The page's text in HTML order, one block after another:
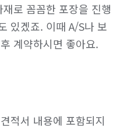
로 꼼꼼한 포장을 진행
있겠죠. 이때 A/S나 보
계약하시면 좋아요.
적서 내용에 포함되지